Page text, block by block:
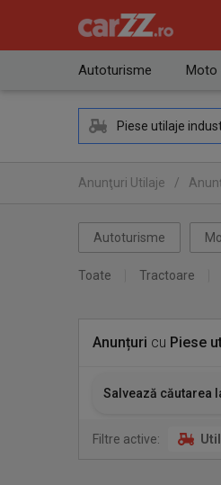
Autoturisme Moto
Anunţuri Utilaje /
Anunţuri Piese utilaje
Autoturisme
Toate Tractoare
Anunțuri cu Piese
Salvează căutarea
Filtre active: